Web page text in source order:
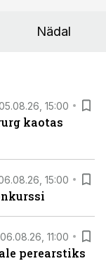
Nädal
15:00
kaotas
15:00
06.08.26, 11:00
perearstiks